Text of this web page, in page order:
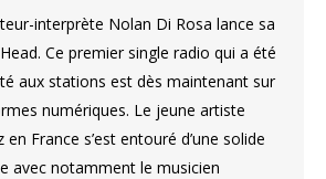
interprète Nolan Di Rosa lance sa
Ce premier single radio qui a été
aux stations est dès maintenant sur
numériques. Le jeune artiste
France s’est entouré d’une solide
avec notamment le musicien